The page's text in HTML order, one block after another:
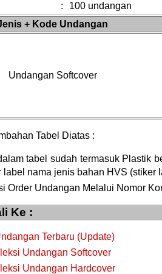
:
100 undangan
+ Kode Undangan
Undangan Softcover
Tabel Diatas :
tabel sudah termasuk Plastik
label nama jenis bahan HVS (stiker
Order Undangan Melalui Nomor
Ke :
Terbaru (Update)
Undangan Softcover
Undangan Hardcover